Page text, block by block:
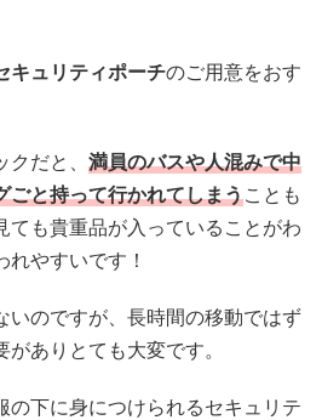
キュリティポーチのご用意をおす
だと、 満員のバスや人混みで中
ごと持って行かれてしまうことも
ても貴重品が入っていることがわ
やすいです！
いのですが、長時間の移動ではず
ありとても大変です。
の下に身につけられるセキュリテ